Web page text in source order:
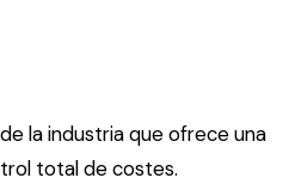
la industria que ofrece una
total de costes.